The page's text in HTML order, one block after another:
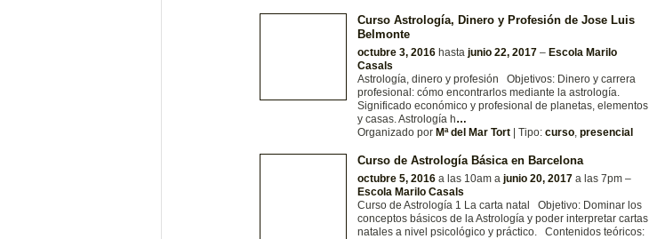
Curso Astrología, Dinero y Profesión de Jose Luis
Belmonte
octubre 3, 2016 hasta junio 22, 2017 – Escola Marilo
Casals
Astrología, dinero y profesión Objetivos: Dinero y carrera
profesional: cómo encontrarlos mediante la astrología.
Significado económico y profesional de planetas, elementos
y casas. Astrología h…
Organizado por Mª del Mar Tort | Tipo: curso, presencial
Curso de Astrología Básica en Barcelona
octubre 5, 2016 a las 10am a junio 20, 2017 a las 7pm –
Escola Marilo Casals
Curso de Astrología 1 La carta natal Objetivo: Dominar los
conceptos básicos de la Astrología y poder interpretar cartas
natales a nivel psicológico y práctico. Contenidos teóricos: